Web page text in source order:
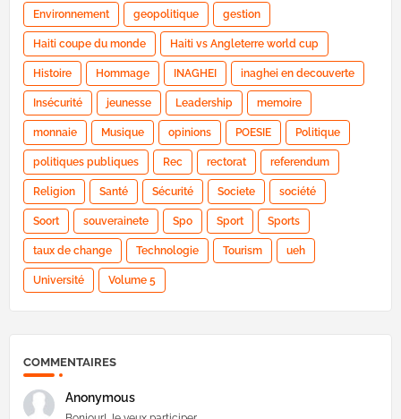
Environnement geopolitique gestion
Haiti coupe du monde Haiti vs Angleterre world cup
Histoire Hommage INAGHEI inaghei en decouverte
Insécurité jeunesse Leadership memoire
monnaie Musique opinions POESIE Politique
politiques publiques Rec rectorat referendum
Religion Santé Sécurité Societe société
Soort souverainete Spo Sport Sports
taux de change Technologie Tourism ueh
Université Volume 5
COMMENTAIRES
Anonymous